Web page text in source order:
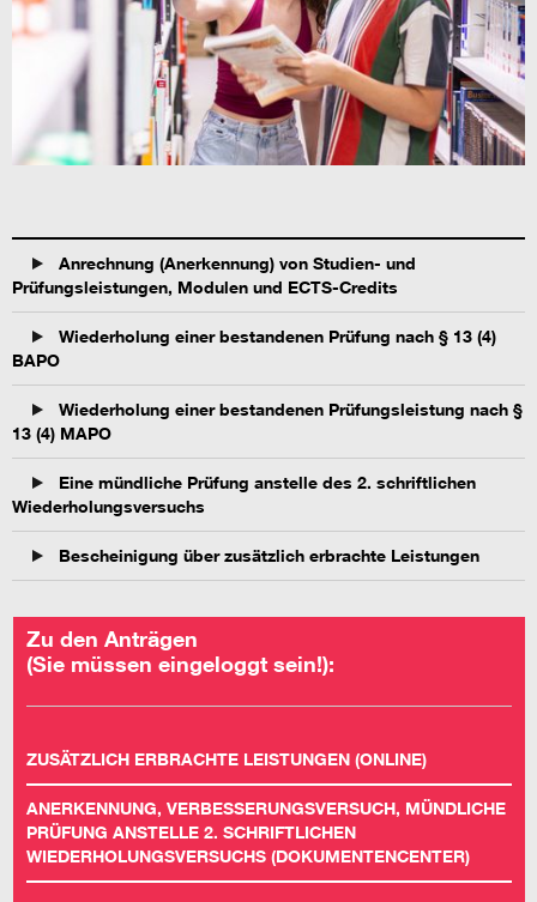
Anrechnung (Anerkennung) von Studien- und
Prüfungsleistungen, Modulen und ECTS-Credits
Wiederholung einer bestandenen Prüfung nach § 13 (4)
BAPO
Wiederholung einer bestandenen Prüfungsleistung nach §
13 (4) MAPO
Eine mündliche Prüfung anstelle des 2. schriftlichen
Wiederholungsversuchs
Bescheinigung über zusätzlich erbrachte Leistungen
Zu den Anträgen
(Sie müssen eingeloggt sein!):
ZUSÄTZLICH ERBRACHTE LEISTUNGEN (ONLINE)
ANERKENNUNG, VERBESSERUNGSVERSUCH, MÜNDLICHE
PRÜFUNG ANSTELLE 2. SCHRIFTLICHEN
WIEDERHOLUNGSVERSUCHS (DOKUMENTENCENTER)